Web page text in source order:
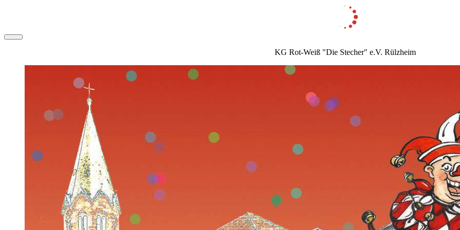
KG Rot-Weiß "Die Stecher" e.V. Rülzheim